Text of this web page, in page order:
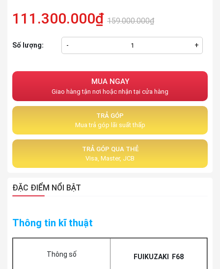
111.300.000₫ 159.000.000₫
Số lượng: - +
MUA NGAY
Giao hàng tận nơi hoặc nhận tại cửa hàng
TRẢ GÓP
Mua trả góp lãi suất thấp
TRẢ GÓP QUA THẺ
Visa, Master, JCB
ĐẶC ĐIỂM NỔI BẬT
Thông tin kĩ thuật
Thông số FUIKUZAKI F68